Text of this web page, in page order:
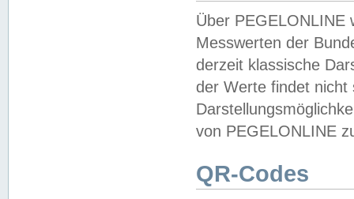
Über PEGELONLINE
Messwerten der
derzeit klassische
der Werte findet
von PEGELONLINE
QR-Codes